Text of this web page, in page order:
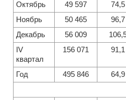
Октябрь 49 597 74,5
Ноябрь
50 465 96,7
Декабрь
56 009
IV
квартал
156 071 91,1
Год 495 846 64,9